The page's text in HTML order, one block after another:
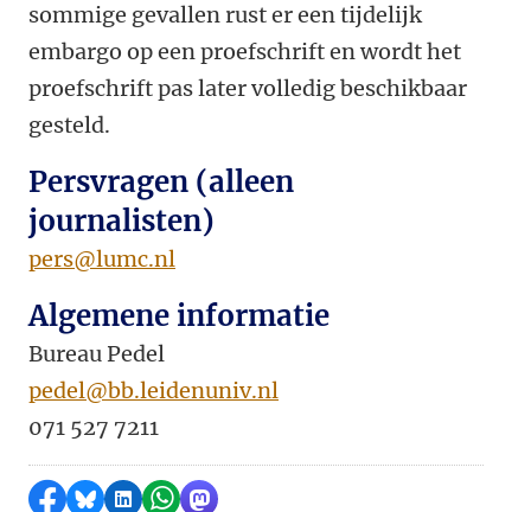
sommige gevallen rust er een tijdelijk
embargo op een proefschrift en wordt het
proefschrift pas later volledig beschikbaar
gesteld.
Persvragen (alleen
journalisten)
pers@lumc.nl
Algemene informatie
Bureau Pedel
pedel@bb.leidenuniv.nl
071 527 7211
Delen op Facebook
Delen via Bluesky
Delen op LinkedIn
Delen via WhatsApp
Delen via Mastodon